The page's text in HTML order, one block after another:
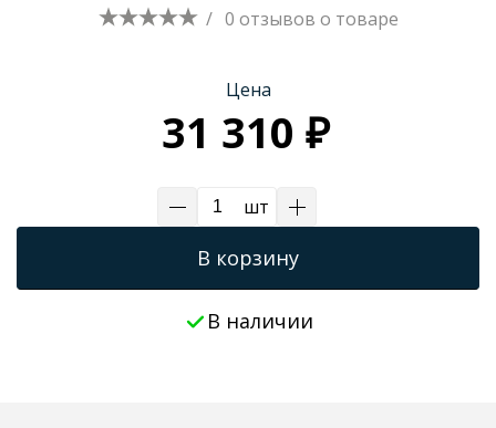
Трапы для душевых
/ 0 отзывов о товаре
Цена
31 310 ₽
шт
В корзину
В наличии